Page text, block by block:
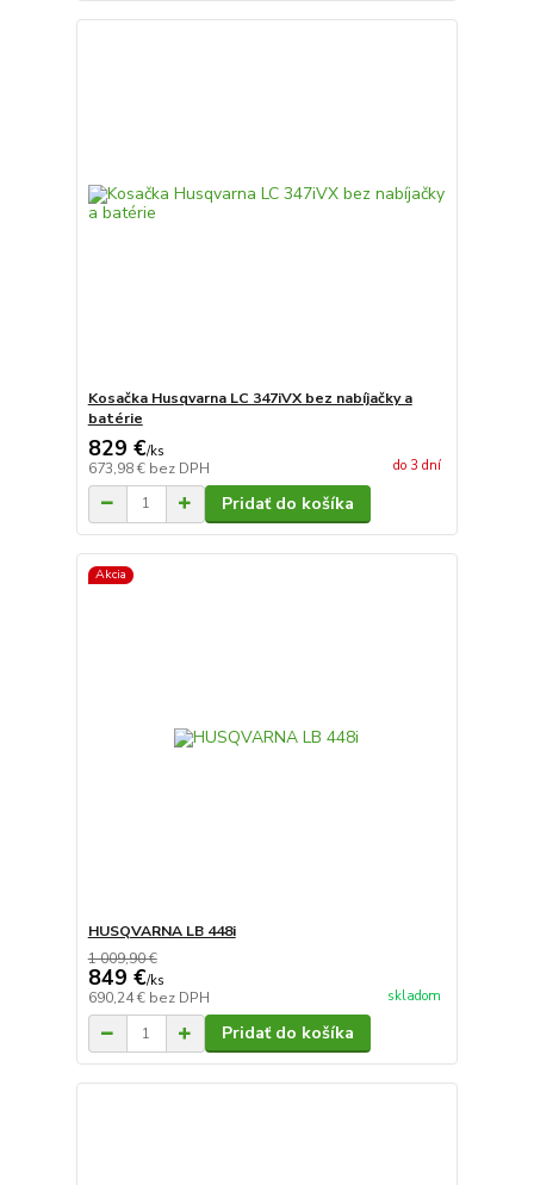
Kosačka Husqvarna LC 347iVX bez nabíjačky a
batérie
829 €/ks
673,98 € bez DPH do 3 dní
Pridať do košíka
Akcia
HUSQVARNA LB 448i
1 009,90 €
849 €/ks
690,24 € bez DPH skladom
Pridať do košíka